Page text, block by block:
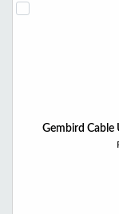
Gembird Cable